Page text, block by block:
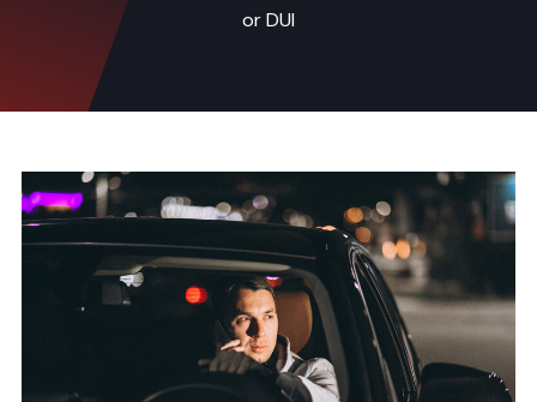
or DUI